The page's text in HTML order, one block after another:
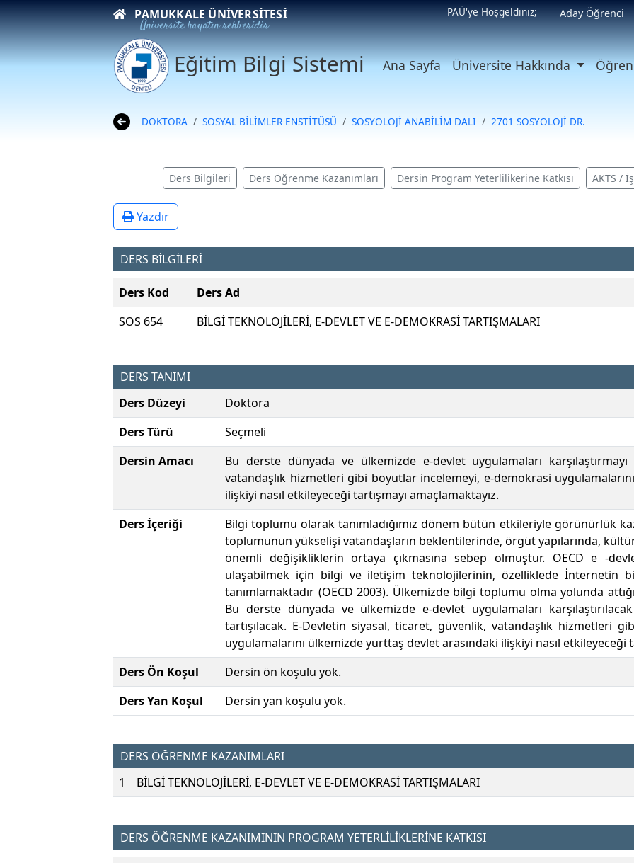
PAMUKKALE ÜNIVERSITESI
Üniversite hayatın rehberidir
PAÜ'ye Hoşgeldiniz; Aday Öğrenci
Eğitim Bilgi Sistemi Ana Sayfa Üniversite Hakkında
DOKTORA SOSYAL BİLİMLER ENSTİTÜSÜ SOSYOLOJİ ANABİLİM DALI 2701 SOSYOLOJİ DR.
Ders Bilgileri Ders Öğrenme Kazanımları Dersin Program Yeterlilikerine Katkısı AKTS /
Yazdır
DERS BİLGİLERİ
Ders Kod Ders Ad
SOS 654
BİLGİ TEKNOLOJİLERİ, E-DEVLET VE E-DEMOKRASİ TARTIŞMALARI
DERS TANIMI
Ders Düzeyi
Doktora
Ders Türü
Seçmeli
Dersin Amacı
Bu derste dünyada ve ülkemizde e-devlet uygulamaları
vatandaşlık hizmetleri gibi boyutlar incelemeyi, e-demokrasi
ilişkiyi nasıl etkileyeceği tartışmayı amaçlamaktayız.
Ders İçeriği
Bilgi toplumu olarak tanımladığımız dönem bütün etkileriyle görünürlük
toplumunun yükselişi vatandaşların beklentilerinde, örgüt yapılarında,
önemli değişikliklerin ortaya çıkmasına sebep olmuştur. OECD e -
ulaşabilmek için bilgi ve iletişim teknolojilerinin, özelliklede İnternetin
tanımlamaktadır (OECD 2003). Ülkemizde bilgi toplumu olma yolunda attığı
Bu derste dünyada ve ülkemizde e-devlet uygulamaları
tartışılacak. E-Devletin siyasal, ticaret, güvenlik, vatandaşlık hizmetleri
uygulamalarını ülkemizde yurttaş devlet arasındaki ilişkiyi nasıl etkileyeceği
Ders Ön Koşul
Dersin ön koşulu yok.
Ders Yan Koşul
Dersin yan koşulu yok.
DERS ÖĞRENME KAZANIMLARI
1
BİLGİ TEKNOLOJİLERİ, E-DEVLET VE E-DEMOKRASİ TARTIŞMALARI
DERS ÖĞRENME KAZANIMININ PROGRAM YETERLİLİKLERİNE KATKISI